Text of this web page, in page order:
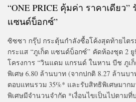
“ONE PRICE คุ้มค่า ราคาเดียว”
แซนด์บ็อกซ์”
ซิซซา กรุ๊ป กระตุ้นกำลังซื้อโค้งสุดท้ายไตร
กระแส “ภูเก็ต แซนด์บ็อกซ์” คัดห้องชุด 2
โครงการ “วินแดม แกรนด์ ในหาน บีช ภูเ
พิเศษ 6.80 ล้านบาท (จากปกติ 8.27 ล้านบ
ตอบแทนรวม 35%* และรับสิทธิพิเศษมาก
พิเศษมีจำนวนจำกัด *เงื่อนไขเป็นไปตามที่